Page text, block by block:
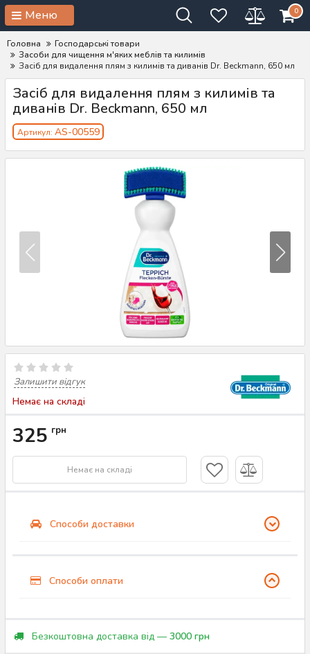
Меню 0
Головна
Господарські товари
Засоби для чищення м'яких меблів та килимів
Засіб для видалення плям з килимів та диванів Dr. Beckmann, 650 мл
Засіб для видалення плям з килимів та
диванів Dr. Beckmann, 650 мл
Артикул: AS-00559
Залишити відгук
Немає на складі
325 грн
Немає на складі
Способи доставки
Способи оплати
Безкоштовна доставка від — 3000 грн